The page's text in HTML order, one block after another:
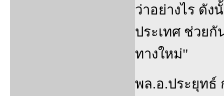
ว่าอย่างไร ดั
ประเทศ ช่วย
ทางใหม่"
พล.อ.ประยุทธ์